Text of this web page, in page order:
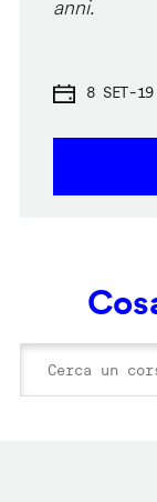
anni.
8 SET-